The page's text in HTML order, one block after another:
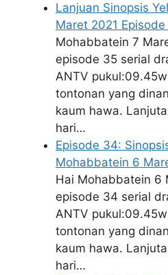
Lanjuan Sinopsis
Maret 2021
Mohabbatein 7
episode 35 serial
ANTV
tontonan yang
kaum hawa.
hari…
Episode 34:
Mohabbatein 6
Hai Mohabbatein 6
episode 34 serial
ANTV
tontonan yang
kaum hawa.
hari…